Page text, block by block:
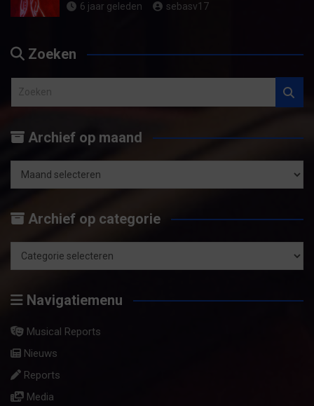
6 jaar geleden sebasv17
Zoeken
k
Archief op maand
Archief
maandArchief op categorie
Archief
categorie
Navigatiemenu
Musical Reports
Nieuws
Reports
Media